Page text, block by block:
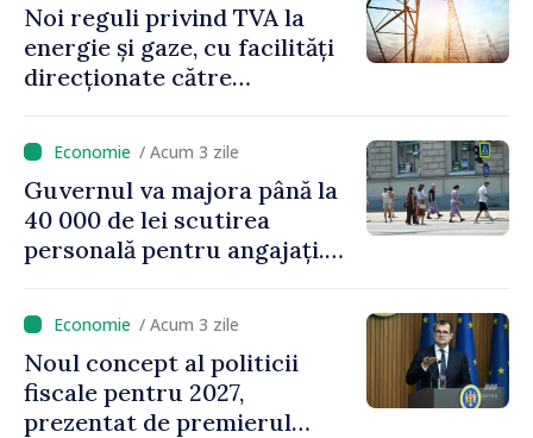
Noi reguli privind TVA la
energie și gaze, cu facilități
direcționate către
/ Acum 3 zile
Guvernul va majora până la
40 000 de lei scutirea
personală pentru angajați.
de milioane de lei îi lăsăm
oamenilor”/ Acum 3 zile
Noul concept al politicii
fiscale pentru 2027,
prezentat de premierul